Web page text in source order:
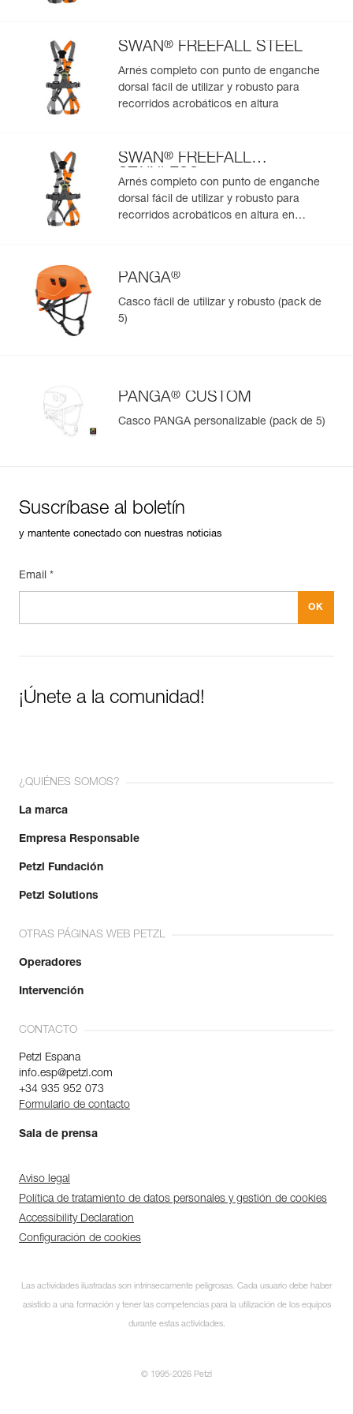
cargará automáticamente.
Importe y exporte de forma sencilla los datos de sus EPI.
Consulte el historial de un producto desde su fecha de
fabricación.
SWAN® FREEFALL STEEL
Arnés completo con punto de enganche
dorsal fácil de utilizar y robusto para
recorridos acrobáticos en altura
SWAN® FREEFALL
STAINLESS
Arnés completo con punto de enganche
dorsal fácil de utilizar y robusto para
recorridos acrobáticos en altura en
PANGA®
Casco fácil de utilizar y robusto (pack de
5)
PANGA® CUSTOM
Casco PANGA personalizable (pack de 5)
Suscríbase al boletín
y mantente conectado con nuestras noticias
Email *
¡Únete a la comunidad!
¿QUIÉNES SOMOS?
La marca
Empresa Responsable
Petzl Fundación
Petzl Solutions
OTRAS PÁGINAS WEB PETZL
Operadores
Intervención
CONTACTO
Petzl Espana
info.esp@petzl.com
+34 935 952 073
Formulario de contacto
Sala de prensa
Aviso legal
Política de tratamiento de datos personales y gestión de cookies
Accessibility Declaration
Configuración de cookies
Las actividades ilustradas son intrínsecamente peligrosas. Cada usuario debe haber
asistido a una formación y tener las competencias para la utilización de los equipos
durante estas actividades.
© 1995-2026 Petzl